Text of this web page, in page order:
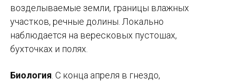
возделываемые земли, границы влажных
участков, речные долины. Локально
наблюдается на вересковых пустошах,
бухточках и полях.
Биология . С конца апреля в гнездо,